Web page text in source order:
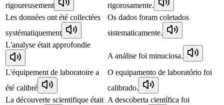
rigoureusement
rigorosamente.
Les données ont été collectées
systématiquement
Os dados foram coletados
sistematicamente.
L'analyse était approfondie
A análise foi minuciosa.
L'équipement de laboratoire a
été calibré
O equipamento de laboratório foi
calibrado.
La découverte scientifique était A descoberta científica foi